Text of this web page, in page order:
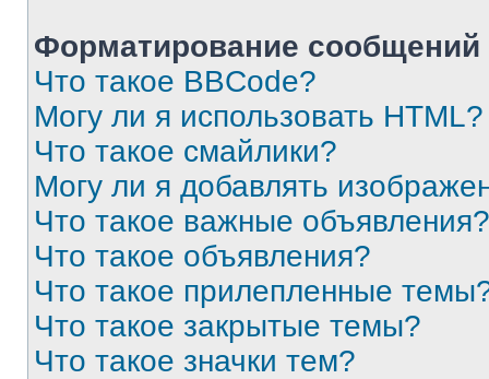
Форматирование
Что такое BBCode?
Могу ли я использовать HTML?
Что такое смайлики?
Могу ли я добавлять
Что такое важные объявления?
Что такое объявления?
Что такое прилепленные
Что такое закрытые темы?
Что такое значки тем?